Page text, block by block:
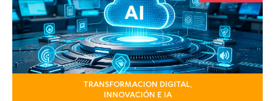
TRANSFORMACION DIGITAL,
INNOVACIÓN E IA